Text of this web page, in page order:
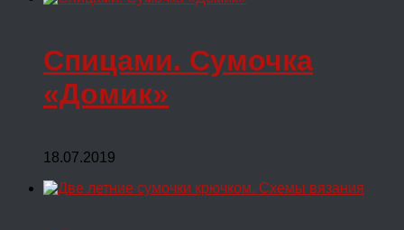
Спицами. Сумочка
«Домик»
18.07.2019